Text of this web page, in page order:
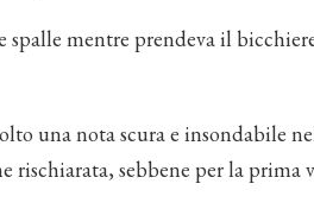
spalle mentre prendeva il
una nota scura e insondabile
rischiarata, sebbene per la prima